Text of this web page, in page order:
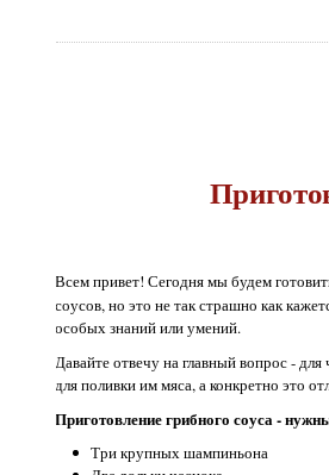
Всем привет! Сегодня мы будем
соусов, но это не так страшно как
особых знаний или умений.
Давайте отвечу на главный вопрос -
для поливки им мяса, а конкретно это
Приготовление грибного соуса -
Три крупных шампиньона